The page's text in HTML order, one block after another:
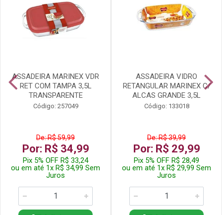
ASSADEIRA MARINEX VDR
RET COM TAMPA 3,5L
TRANSPARENTE
Código: 257049
De: R$ 59,99
Por: R$ 34,99
Pix 5% OFF R$ 33,24
ou em até 1x R$ 34,99 Sem
Juros
ASSADEIRA VIDRO
RETANGULAR MARINEX C/
ALCAS GRANDE 3,5L
Código: 133018
De: R$ 39,99
Por: R$ 29,99
Pix 5% OFF R$ 28,49
ou em até 1x R$ 29,99 Sem
Juros